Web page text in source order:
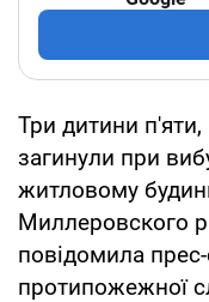
Три дитини п'яти,
загинули при
житловому
Миллеровского
повідомила
протипожежної